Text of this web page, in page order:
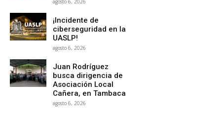
agosto 6, 2026
¡Incidente de
ciberseguridad en la
UASLP!
agosto 6, 2026
Juan Rodríguez
busca dirigencia de
Asociación Local
Cañera, en Tambaca
agosto 6, 2026